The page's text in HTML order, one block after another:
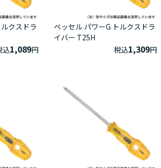
クスドラ
込1,089円
ベッセル パワーG トルクスドラ
イバー T25H
税込1,309円